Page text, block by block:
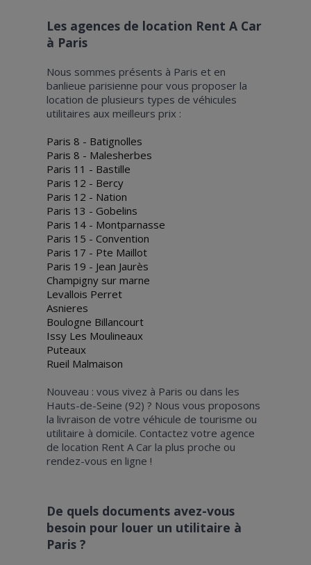
Les agences de location Rent A Car
à Paris
Nous sommes présents à Paris et en
banlieue parisienne pour vous proposer la
location de plusieurs types de véhicules
utilitaires aux meilleurs prix :
Paris 8 - Batignolles
Paris 8 - Malesherbes
Paris 11 - Bastille
Paris 12 - Bercy
Paris 12 - Nation
Paris 13 - Gobelins
Paris 14 - Montparnasse
Paris 15 - Convention
Paris 17 - Pte Maillot
Paris 19 - Jean Jaurès
Champigny sur marne
Levallois Perret
Asnieres
Boulogne Billancourt
Issy Les Moulineaux
Puteaux
Rueil Malmaison
Nouveau : vous vivez à Paris ou dans les
Hauts-de-Seine (92) ? Nous vous proposons
la livraison de votre véhicule de tourisme ou
utilitaire à domicile. Contactez votre agence
de location Rent A Car la plus proche ou
rendez-vous en ligne !
De quels documents avez-vous
besoin pour louer un utilitaire à
Paris ?